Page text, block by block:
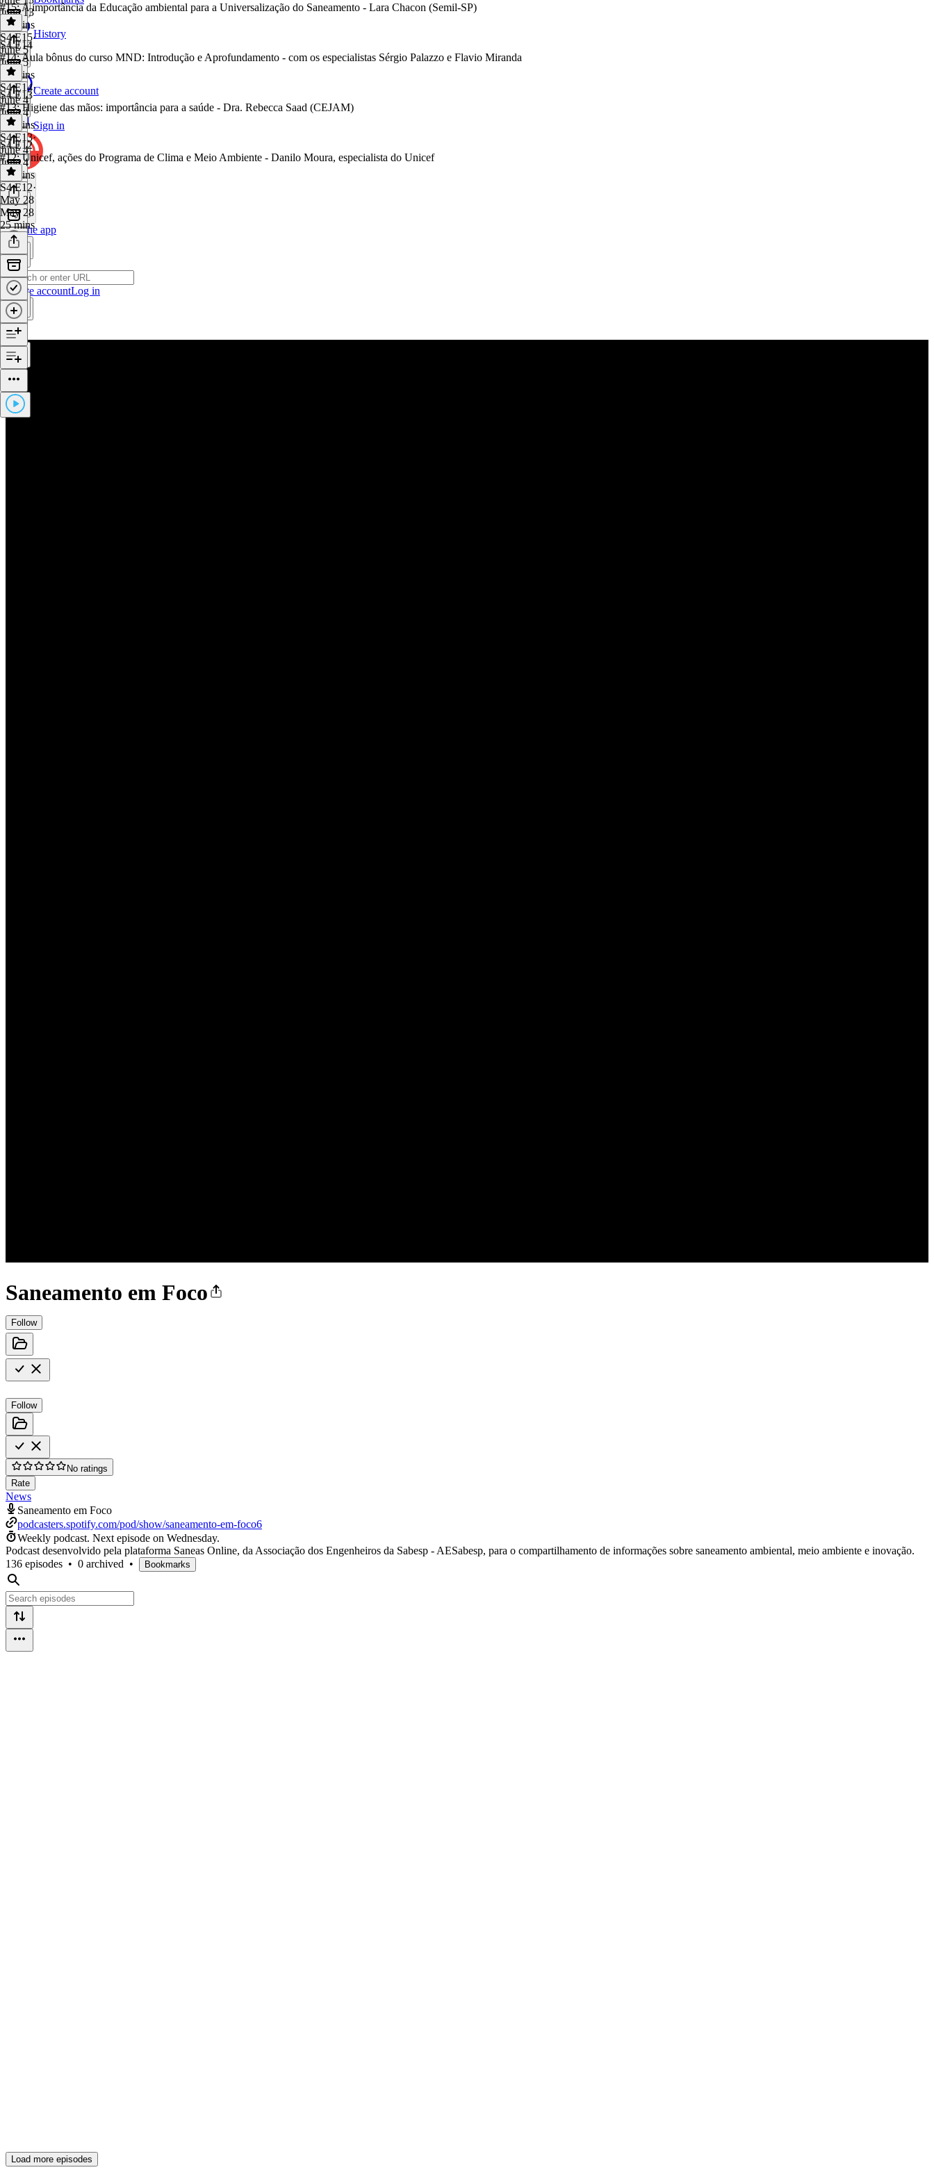
History
Create account
Sign in
Get the app
Create accountLog in
Saneamento em Foco
Follow
Follow
No ratings
Rate
News
Saneamento em Foco
podcasters.spotify.com/pod/show/saneamento-em-foco6
Weekly podcast. Next episode on Wednesday.
Podcast desenvolvido pela plataforma Saneas Online, da Associação dos Engenheiros da Sabesp - AESabesp, para o compartilhamento de informações sobre saneamento ambiental, meio ambiente e inovação.
136 episodes • 0 archived • Bookmarks
June 13
12 mins
#15: A importância da Educação ambiental para a Universalização do Saneamento - Lara Chacon (Semil-SP)
S4 E15·
June 5
June 5
40 mins
S4 E14
#14: Aula bônus do curso MND: Introdução e Aprofundamento - com os especialistas Sérgio Palazzo e Flavio Miranda
S4 E14·
June 4
June 4
43 mins
S4 E13
#13: Higiene das mãos: importância para a saúde - Dra. Rebecca Saad (CEJAM)
S4 E13·
June 4
June 4
24 mins
S4 E12
#12: Unicef, ações do Programa de Clima e Meio Ambiente - Danilo Moura, especialista do Unicef
S4 E12·
May 28
May 28
25 mins
Load more episodes